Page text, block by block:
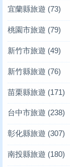
宜蘭縣旅遊 (73)
桃園市旅遊 (79)
新竹市旅遊 (49)
新竹縣旅遊 (76)
苗栗縣旅遊 (171)
台中市旅遊 (238)
彰化縣旅遊 (307)
南投縣旅遊 (180)